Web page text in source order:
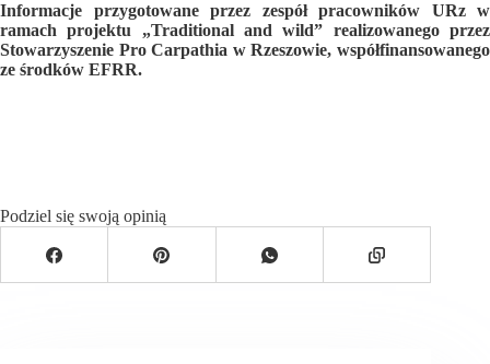
Informacje przygotowane przez zespół pracowników URz w
ramach projektu „Traditional and wild” realizowanego przez
Stowarzyszenie Pro Carpathia w Rzeszowie, współfinansowanego
ze środków EFRR.
Podziel się swoją opinią